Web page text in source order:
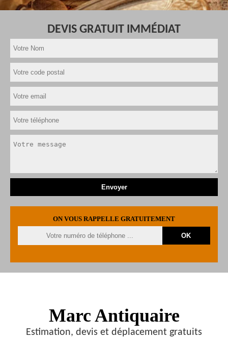
DEVIS GRATUIT IMMÉDIAT
ON VOUS RAPPELLE GRATUITEMENT
Marc Antiquaire
Estimation, devis et déplacement gratuits